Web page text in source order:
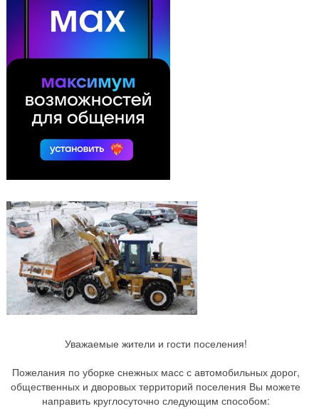
Уважаемые жители и гости поселения!
Пожелания по уборке снежных масс с автомобильных дорог,
общественных и дворовых территорий поселения Вы можете
направить круглосуточно следующим способом: